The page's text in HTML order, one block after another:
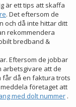
är ett tips att skaffa
. Det eftersom de
och då inte hittar ditt
rekommendera
bredband &
Eftersom de jobbar
arbetsgivare att de
får då en faktura trots
företaget att
med dolt nummer .